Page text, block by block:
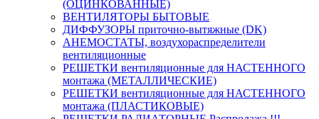
(ОЦИНКОВАННЫЕ)
ВЕНТИЛЯТОРЫ БЫТОВЫЕ
ДИФФУЗОРЫ приточно-вытяжные (DK)
АНЕМОСТАТЫ, воздухораспределители
вентиляционные
РЕШЕТКИ вентиляционные для НАСТЕННОГО
монтажа (МЕТАЛЛИЧЕСКИЕ)
РЕШЕТКИ вентиляционные для НАСТЕННОГО
монтажа (ПЛАСТИКОВЫЕ)